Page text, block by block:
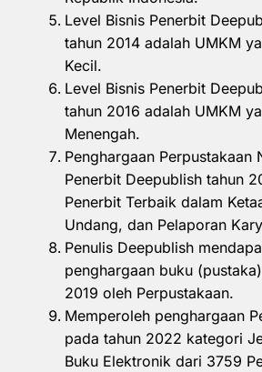
Level Bisnis Penerbit
tahun 2014 adalah UMKM
Kecil.
Level Bisnis Penerbit
tahun 2016 adalah UMKM
Menengah.
Penghargaan Perpustakaan
Penerbit Deepublish tahun
Penerbit Terbaik dalam
Undang, dan Pelaporan
Penulis Deepublish
penghargaan buku
2019 oleh Perpustakaan.
Memperoleh penghargaan
pada tahun 2022 kategori
Buku Elektronik dari 3759